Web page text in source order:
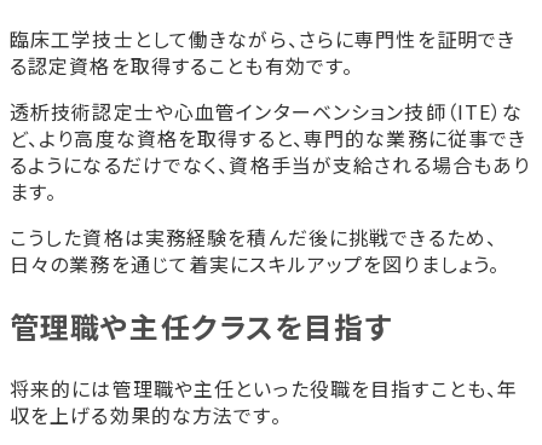
臨床工学技士として働きながら、さらに専門性を証明でき
る認定資格を取得することも有効です。
透析技術認定士や心血管インターベンション技師（ITE）な
ど、より高度な資格を取得すると、専門的な業務に従事でき
るようになるだけでなく、資格手当が支給される場合もあり
ます。
こうした資格は実務経験を積んだ後に挑戦できるため、
日々の業務を通じて着実にスキルアップを図りましょう。
管理職や主任クラスを目指す
将来的には管理職や主任といった役職を目指すことも、年
収を上げる効果的な方法です。